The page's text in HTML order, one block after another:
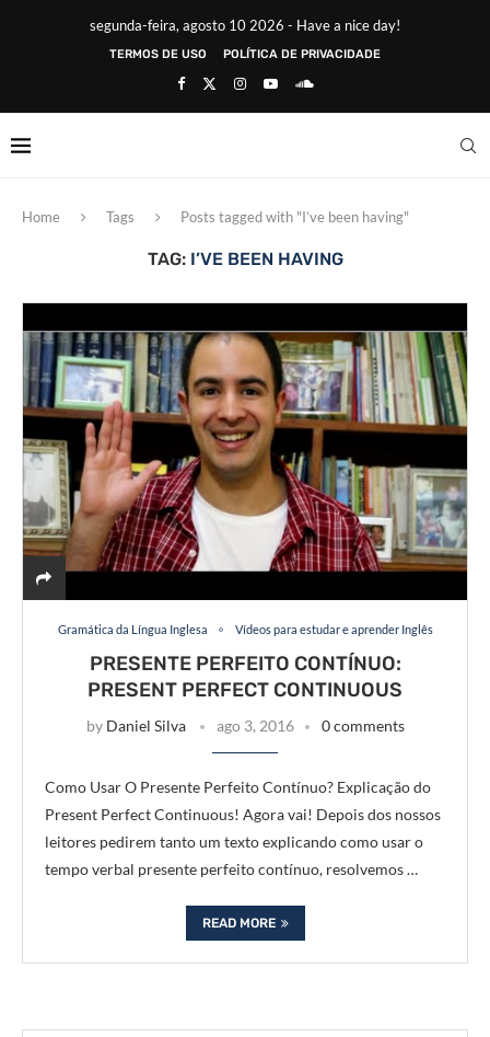
segunda-feira, agosto 10 2026 - Have a nice day!
TERMOS DE USO POLÍTICA DE PRIVACIDADE
Home Tags Posts tagged with "I’ve been having"
TAG: I’VE BEEN HAVING
Gramática da Língua Inglesa Vídeos para estudar e aprender Inglês
PRESENTE PERFEITO CONTÍNUO:
PRESENT PERFECT CONTINUOUS
by Daniel Silva ago 3, 2016 0 comments
Como Usar O Presente Perfeito Contínuo? Explicação do
Present Perfect Continuous! Agora vai! Depois dos nossos
leitores pedirem tanto um texto explicando como usar o
tempo verbal presente perfeito contínuo, resolvemos …
READ MORE